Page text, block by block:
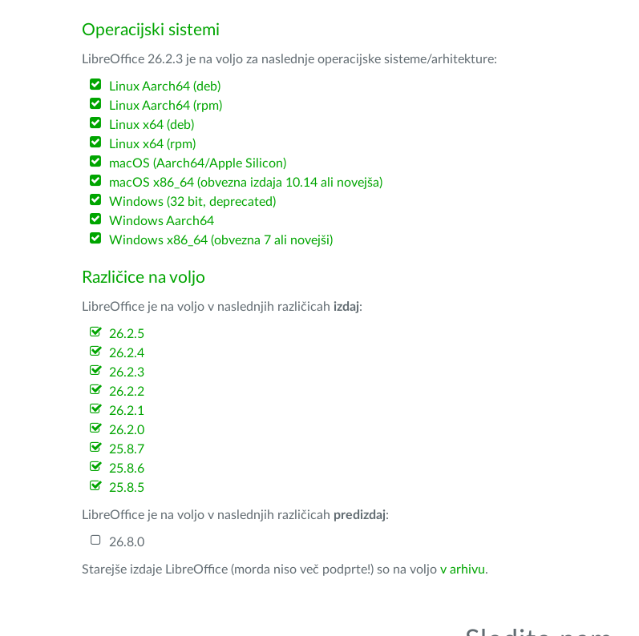
Operacijski sistemi
LibreOffice 26.2.3 je na voljo za naslednje operacijske sisteme/arhitekture:
Linux Aarch64 (deb)
Linux Aarch64 (rpm)
Linux x64 (deb)
Linux x64 (rpm)
macOS (Aarch64/Apple Silicon)
macOS x86_64 (obvezna izdaja 10.14 ali novejša)
Windows (32 bit, deprecated)
Windows Aarch64
Windows x86_64 (obvezna 7 ali novejši)
Različice na voljo
LibreOffice je na voljo v naslednjih različicah izdaj:
26.2.5
26.2.4
26.2.3
26.2.2
26.2.1
26.2.0
25.8.7
25.8.6
25.8.5
LibreOffice je na voljo v naslednjih različicah predizdaj:
26.8.0
Starejše izdaje LibreOffice (morda niso več podprte!) so na voljo v arhivu.